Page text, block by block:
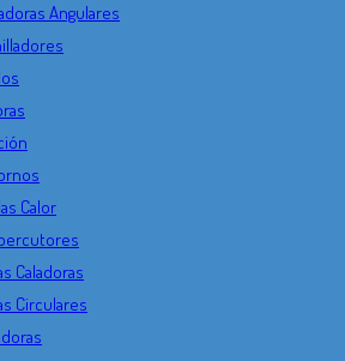
Angulares
Calor
Caladoras
Circulares